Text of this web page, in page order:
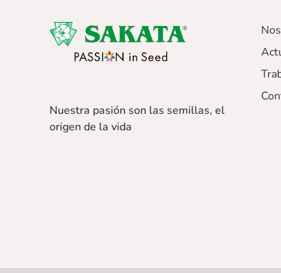
Nuestra pasión son las semillas, el
origen de la vida